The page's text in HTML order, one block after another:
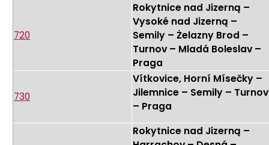
720
Rokytnice nad Jizerną –
Vysoké nad Jizerną –
Semily – Żelazny Brod –
Turnov – Mladá Boleslav –
Praga
730
Vítkovice, Horní Mísečky –
Jilemnice – Semily – Turnov
– Praga
Rokytnice nad Jizerną –